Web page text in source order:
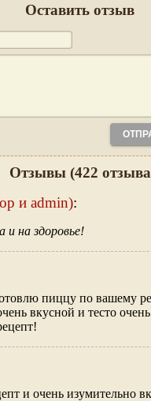
Оставить отзыв
Отзывы (422
и admin):
на здоровье!
пиццу по вашему
вкусной и тесто
и очень изумительно